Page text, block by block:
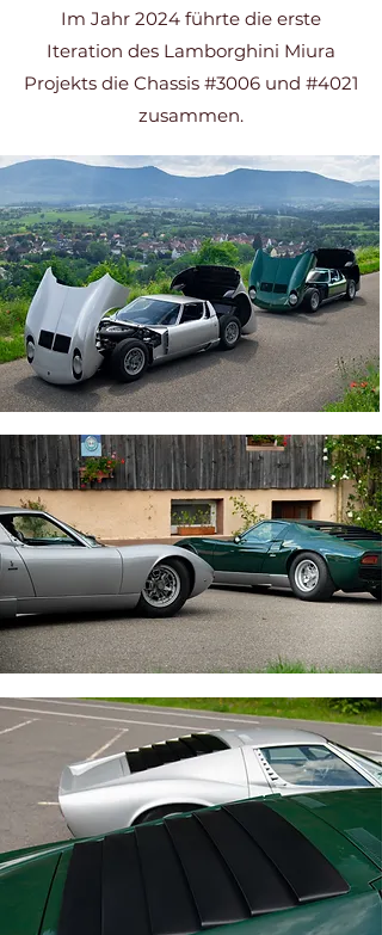
Im Jahr 2024 führte die erste
Iteration des Lamborghini Miura
Projekts die Chassis #3006 und #4021
zusammen.